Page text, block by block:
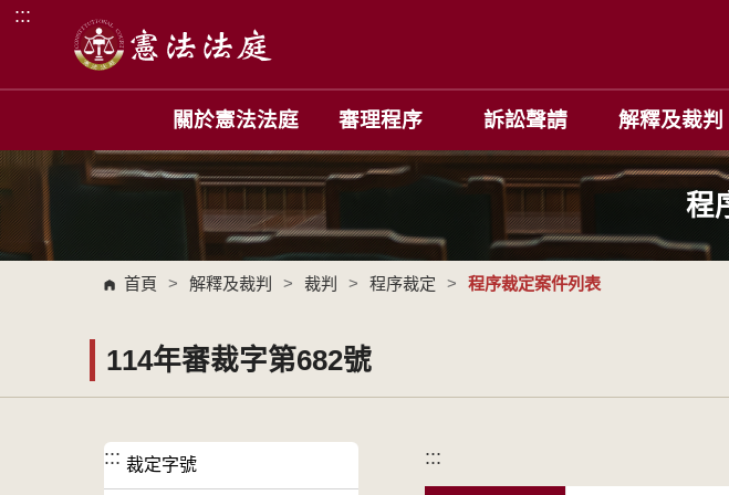
跳到主要內容區塊
:::
關於憲法法庭 審理程序 訴訟聲請 解釋及裁判
程
首頁 > 解釋及裁判 > 裁判 > 程序裁定 > 程序裁定案件列表
114年審裁字第682號
::: 裁定字號 :::